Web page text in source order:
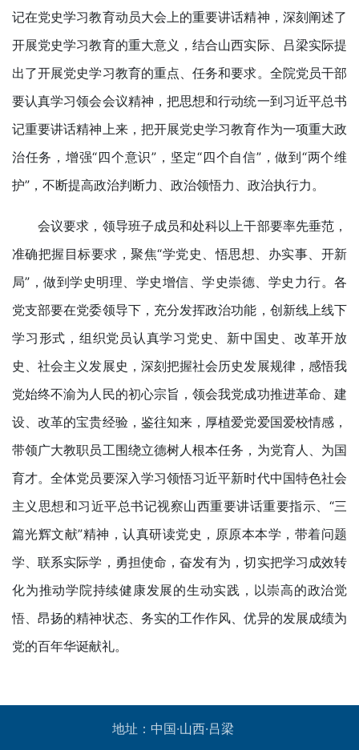
记在党史学习教育动员大会上的重要讲话精神，深刻阐述了
开展党史学习教育的重大意义，结合山西实际、吕梁实际提
出了开展党史学习教育的重点、任务和要求。全院党员干部
要认真学习领会会议精神，把思想和行动统一到习近平总书
记重要讲话精神上来，把开展党史学习教育作为一项重大政
治任务，增强“四个意识”，坚定“四个自信”，做到“两个维
护”，不断提高政治判断力、政治领悟力、政治执行力。
会议要求，领导班子成员和处科以上干部要率先垂范，
准确把握目标要求，聚焦“学党史、悟思想、办实事、开新
局”，做到学史明理、学史增信、学史崇德、学史力行。各
党支部要在党委领导下，充分发挥政治功能，创新线上线下
学习形式，组织党员认真学习党史、新中国史、改革开放
史、社会主义发展史，深刻把握社会历史发展规律，感悟我
党始终不渝为人民的初心宗旨，领会我党成功推进革命、建
设、改革的宝贵经验，鉴往知来，厚植爱党爱国爱校情感，
带领广大教职员工围绕立德树人根本任务，为党育人、为国
育才。全体党员要深入学习领悟习近平新时代中国特色社会
主义思想和习近平总书记视察山西重要讲话重要指示、“三
篇光辉文献”精神，认真研读党史，原原本本学，带着问题
学、联系实际学，勇担使命，奋发有为，切实把学习成效转
化为推动学院持续健康发展的生动实践，以崇高的政治觉
悟、昂扬的精神状态、务实的工作作风、优异的发展成绩为
党的百年华诞献礼。
地址：中国·山西·吕梁